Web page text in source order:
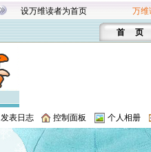
设万维读者为首页 万维
首 页
发表日志 控制面板 个人相册